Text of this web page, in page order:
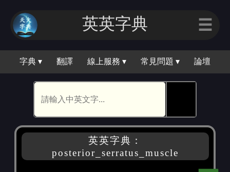
英英字典 ☰
字典 ▾ 翻譯 線上服務 ▾ 常見問題 ▾ 論壇
英英字典：
posterior_serratus_muscle